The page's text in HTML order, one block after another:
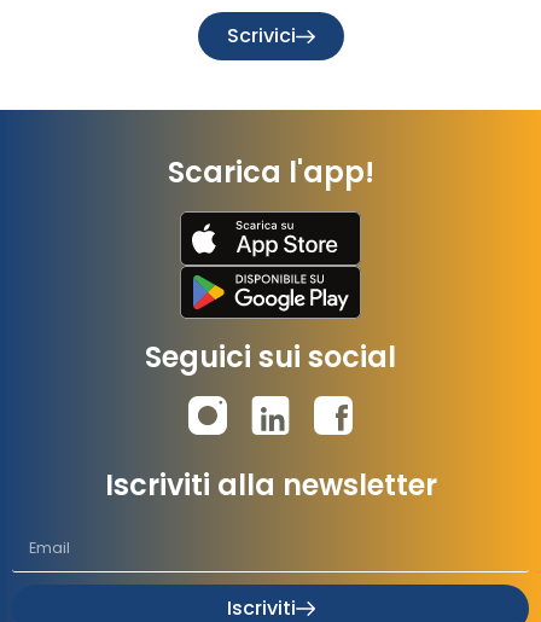
Scrivici
Scarica l'app!
Seguici sui social
Iscriviti alla newsletter
Iscriviti